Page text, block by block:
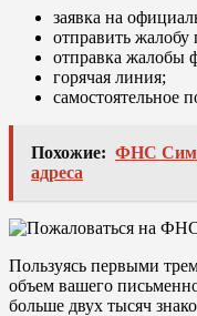
заявка на
отправить жалобу
отправка жалобы
горячая линия;
самостоятельное
Похожие: ФНС
адреса
Пользуясь первыми
объем вашего
больше двух тысяч